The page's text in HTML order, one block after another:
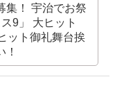
集！ 宇治でお祭
9」 大ヒット
ット御礼舞台挨